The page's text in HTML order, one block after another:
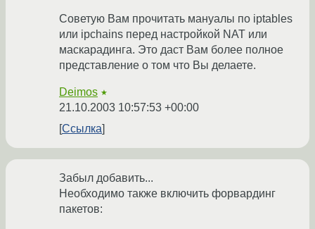
Советую Вам прочитать мануалы по iptables
или ipchains перед настройкой NAT или
маскарадинга. Это даст Вам более полное
представление о том что Вы делаете.
Deimos ★
21.10.2003 10:57:53 +00:00
Ссылка
Забыл добавить...
Необходимо также включить форвардинг
пакетов: